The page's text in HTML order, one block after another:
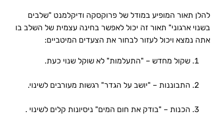
להלן תאור המופיע במודל של פרוקסקה ודיקלמנט "שלבים
בשנוי ארגוני" תאור זה יכול לאפשר בחינה עצמית של השלב בו
אתה נמצא ויכול לעזור לבחור את הצעדים המיטביים:
שקול מחדש – "התעלמות" לא שוקל שנוי כעת.
התבוננות – "יושב על הגדר" רגשות מעורבים לשינוי.
הכנות – "בודק את חום המים" ניסיונות קלים לשינוי .